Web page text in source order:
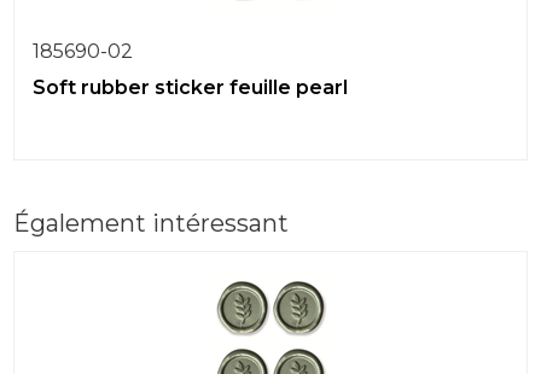
185690-02
Soft rubber sticker feuille pearl
Également intéressant